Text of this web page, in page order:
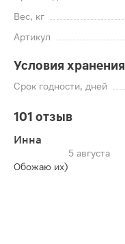
Вес, кг
Артикул
Условия хранения
Срок годности, дней
101 отзыв
Инна
5 августа
Обожаю их)